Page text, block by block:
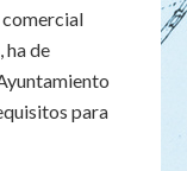
comercial
ha de
para